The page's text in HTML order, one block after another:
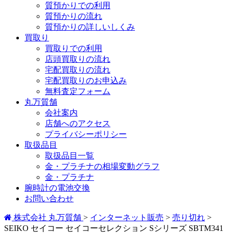
質預かりでの利用
質預かりの流れ
質預かりの詳しいしくみ
買取り
買取りでの利用
店頭買取りの流れ
宅配買取りの流れ
宅配買取りのお申込み
無料査定フォーム
丸万質舗
会社案内
店舗へのアクセス
プライバシーポリシー
取扱品目
取扱品目一覧
金・プラチナの相場変動グラフ
金・プラチナ
腕時計の電池交換
お問い合わせ
株式会社 丸万質舗 > インターネット販売 > 売り切れ >
SEIKO セイコー セイコーセレクション Sシリーズ SBTM341